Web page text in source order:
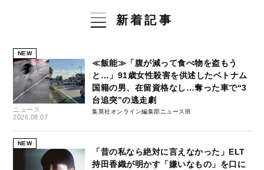
新着記事
NEW
ニュース
2026.08.07
≪飯能≫「腹が減って食べ物を盗もう
と…」91歳女性殺害を供述したベトナム
国籍の男、在留資格なし…奪った車で“3
台追突”の逃走劇
集英社オンライン編集部ニュース班
NEW
「昔の私なら絶対に言えなかった」ELT
持田香織が明かす「嫌いなもの」を口に